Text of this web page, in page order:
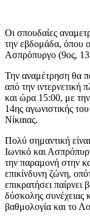
Οι σπουδαίες
την εβδομάδα, όπου
Ασπρόπυργο (9ος,
Την αναμέτρηση θα
από την
και ώρα 15:00, με την
14ης αγωνιστικής
Νίκαιας.
Πολύ σημαντική
Ιωνικό και
την παραμονή στην
επικίνδυνη ζώνη,
επικρατήσει παίρνει
δύσκολης συνέχειας
βαθμολογία και το